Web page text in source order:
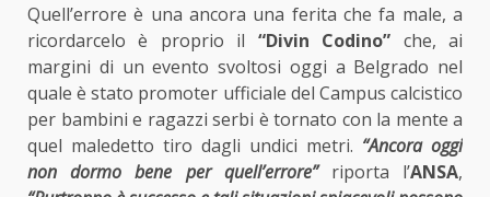
Quell’errore è una ancora una ferita che fa male, a
ricordarcelo è proprio il “Divin Codino” che, ai
margini di un evento svoltosi oggi a Belgrado nel
quale è stato promoter ufficiale del Campus calcistico
per bambini e ragazzi serbi è tornato con la mente a
quel maledetto tiro dagli undici metri. “Ancora oggi
non dormo bene per quell’errore”riporta l’ANSA,